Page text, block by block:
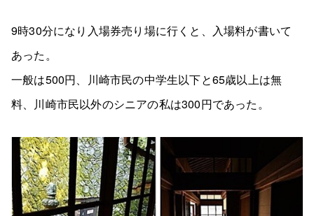
9時30分になり入場券売り場に行くと、入場料が書いて
あった。
一般は500円、川崎市民の中学生以下と65歳以上は無
料、川崎市民以外のシニアの私は300円であった。